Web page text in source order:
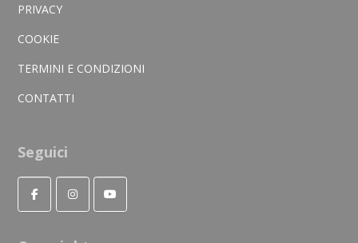
PRIVACY
COOKIE
TERMINI E CONDIZIONI
CONTATTI
Seguici